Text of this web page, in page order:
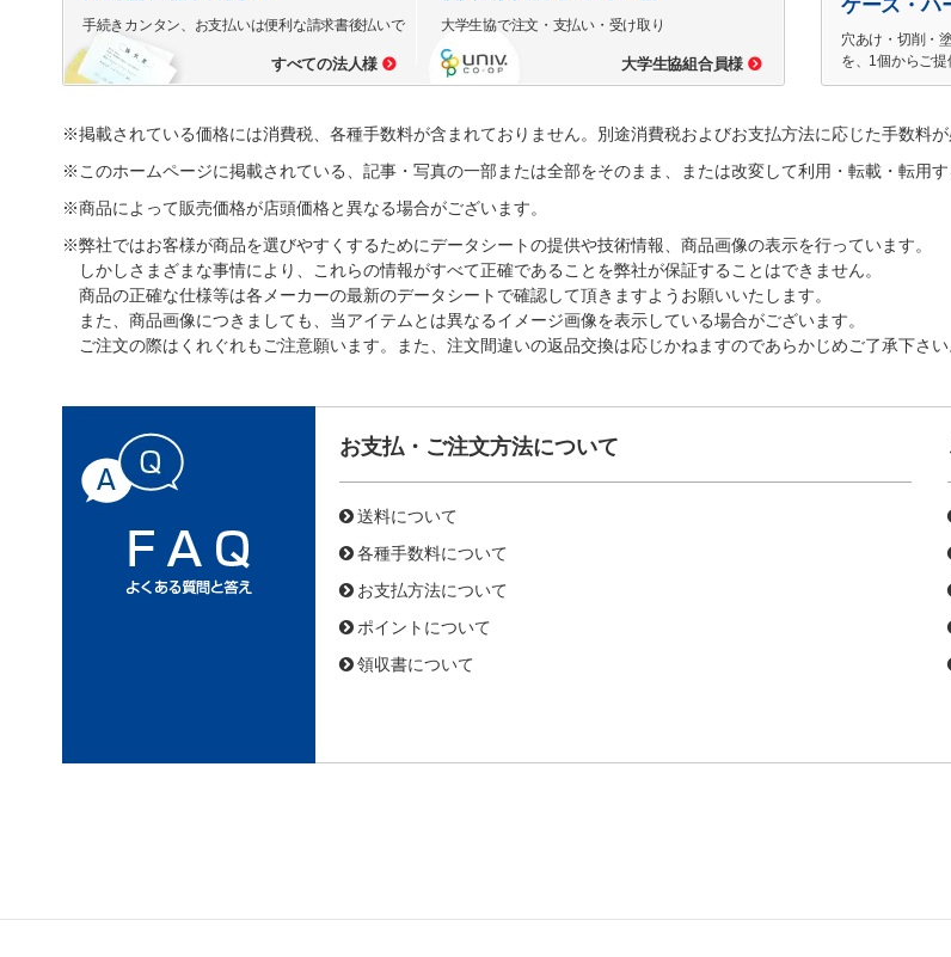
手続きカンタン、お支払いは便利な請求書後払いで
すべての法人様
大学生協で注文・支払い・受け取り
大学生協組合員様
ケース・ハ
穴あけ・切削・
を、1個からご
※掲載されている価格には消費税、各種手数料が含まれておりません。別途消費税およびお支払方法に応じた手数料が
※このホームページに掲載されている、記事・写真の一部または全部をそのまま、または改変して利用・転載・転用す
※商品によって販売価格が店頭価格と異なる場合がございます。
※弊社ではお客様が商品を選びやすくするためにデータシートの提供や技術情報、商品画像の表示を行っています。
しかしさまざまな事情により、これらの情報がすべて正確であることを弊社が保証することはできません。
商品の正確な仕様等は各メーカーの最新のデータシートで確認して頂きますようお願いいたします。
また、商品画像につきましても、当アイテムとは異なるイメージ画像を表示している場合がございます。
ご注文の際はくれぐれもご注意願います。また、注文間違いの返品交換は応じかねますのであらかじめご了承下さい
お支払・ご注文方法について
送料について
各種手数料について
お支払方法について
ポイントについて
領収書について